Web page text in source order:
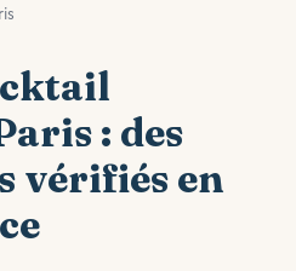
: des
vérifiés en